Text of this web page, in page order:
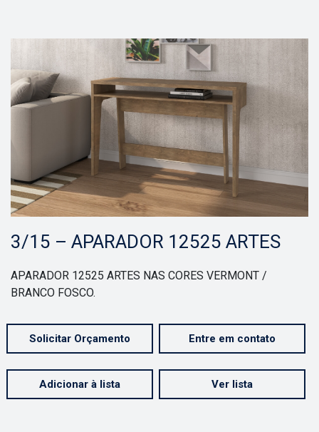
3/15 – APARADOR 12525 ARTES
APARADOR 12525 ARTES NAS CORES VERMONT /
BRANCO FOSCO.
Solicitar Orçamento Entre em contato
Adicionar à lista Ver lista